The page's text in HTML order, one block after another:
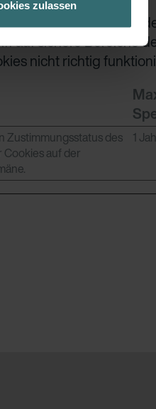
einen Link in der
zulassen
nutzbar zu machen,
auf sichere Bereiche
nicht richtig
Zustimmungsstatus des
auf der
1